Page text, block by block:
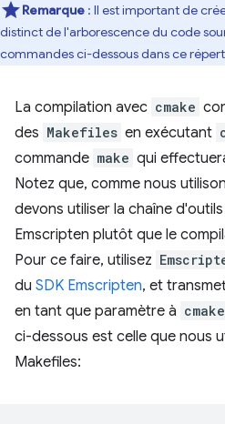
Remarque : Il est important de
distinct de l'arborescence du code
commandes ci-dessous dans ce
La compilation avec cmake
des Makefiles en exécutant
commande make qui
Notez que, comme nous
devons utiliser la chaîne
Emscripten plutôt que le
Pour ce faire, utilisez
du SDK Emscripten, et
en tant que paramètre à cmake
ci-dessous est celle que nous
Makefiles: